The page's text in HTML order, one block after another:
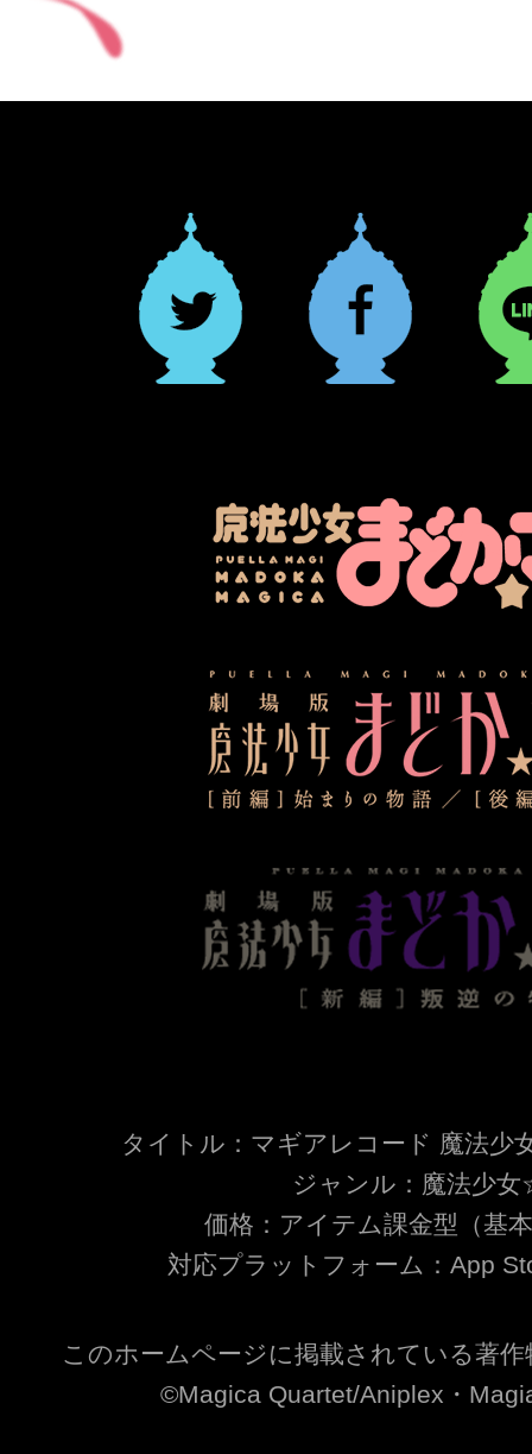
タイトル：マギアレコード 魔法少
ジャンル：魔法少
価格：アイテム課金型（基
対応プラットフォーム：App
このホームページに掲載されている著
©Magica Quartet/Aniplex・